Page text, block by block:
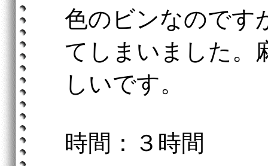
色のビンなのです
てしまいました。
しいです。
時間：３時間